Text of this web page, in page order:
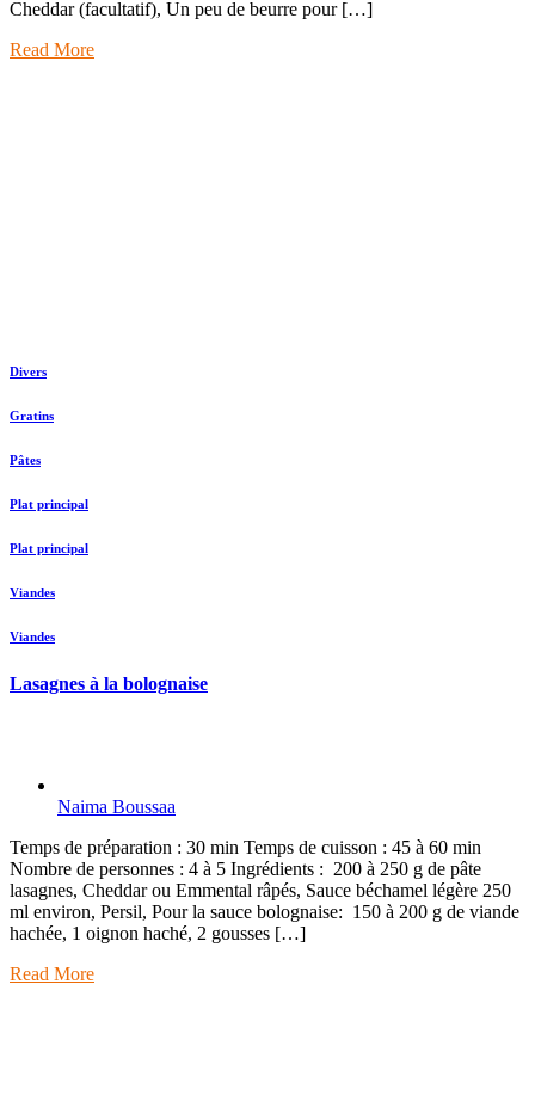
Cheddar (facultatif), Un peu de beurre pour […]
Read More
Divers
Gratins
Pâtes
Plat principal
Plat principal
Viandes
Viandes
Lasagnes à la bolognaise
Naima Boussaa
Temps de préparation : 30 min Temps de cuisson : 45 à 60 min
Nombre de personnes : 4 à 5 Ingrédients : 200 à 250 g de pâte
lasagnes, Cheddar ou Emmental râpés, Sauce béchamel légère 250
ml environ, Persil, Pour la sauce bolognaise: 150 à 200 g de viande
hachée, 1 oignon haché, 2 gousses […]
Read More